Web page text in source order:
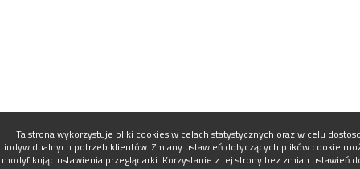
Ta strona wykorzystuje pliki cookies w celach statystycznych oraz w celu
indywidualnych potrzeb klientów. Zmiany ustawień dotyczących plików cookie
modyfikując ustawienia przeglądarki. Korzystanie z tej strony bez zmian ustawień